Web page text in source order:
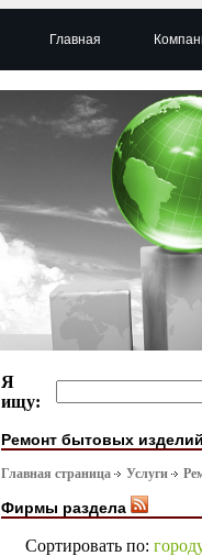
Главная
Я
ищу:
Ремонт бытовых
Главная страница Услуги
Фирмы раздела
Сортировать по: